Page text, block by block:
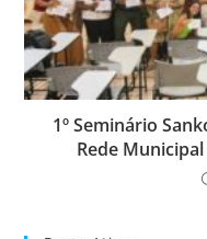
1º Seminário
Rede